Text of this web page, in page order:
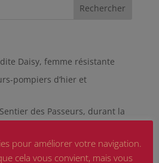
Daisy, femme résistante
pompiers d’hier et
des Passeurs, durant la
» éditée par l’équipe du
pour améliorer votre navigation.
cela vous convient, mais vous